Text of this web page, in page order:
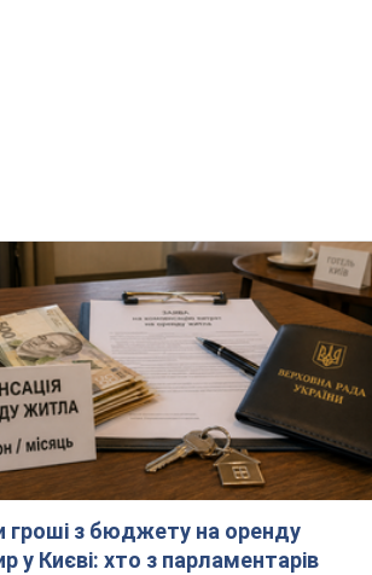
гроші з бюджету на оренду
у Києві: хто з парламентарів